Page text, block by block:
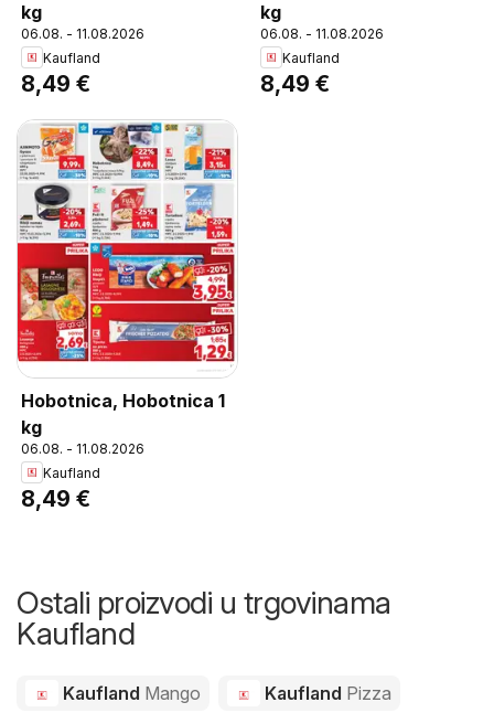
kg
06.08. - 11.08.2026
Kaufland
8,49 €
kg
06.08. - 11.08.2026
Kaufland
8,49 €
Hobotnica, Hobotnica 1
kg
06.08. - 11.08.2026
Kaufland
8,49 €
Ostali proizvodi u trgovinama
Kaufland
Kaufland Mango Kaufland Pizza